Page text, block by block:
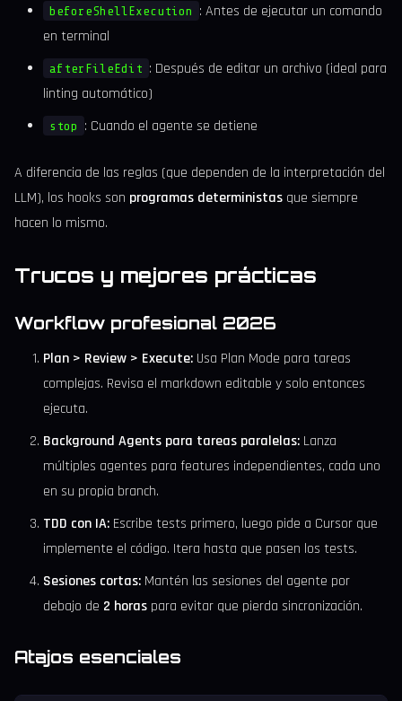
beforeShellExecution
: Antes de ejecutar un comando
en terminal
afterFileEdit : Después de editar un archivo (ideal para
linting automático)
stop : Cuando el agente se detiene
A diferencia de las reglas (que dependen de la interpretación del
LLM), los hooks son programas deterministas que siempre
hacen lo mismo.
Trucos y mejores prácticas
Workflow profesional 2026
Plan > Review > Execute: Usa Plan Mode para tareas
complejas. Revisa el markdown editable y solo entonces
ejecuta.
Background Agents para tareas paralelas: Lanza
múltiples agentes para features independientes, cada uno
en su propia branch.
TDD con IA: Escribe tests primero, luego pide a Cursor que
implemente el código. Itera hasta que pasen los tests.
Sesiones cortas: Mantén las sesiones del agente por
debajo de 2 horas para evitar que pierda sincronización.
Atajos esenciales